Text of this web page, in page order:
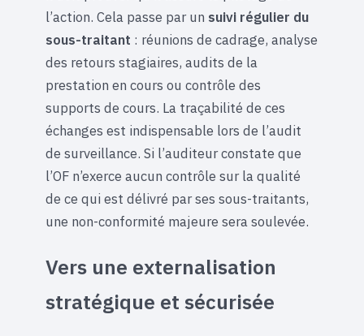
l’action. Cela passe par un suivi régulier du
sous-traitant : réunions de cadrage, analyse
des retours stagiaires, audits de la
prestation en cours ou contrôle des
supports de cours. La traçabilité de ces
échanges est indispensable lors de l’audit
de surveillance. Si l’auditeur constate que
l’OF n’exerce aucun contrôle sur la qualité
de ce qui est délivré par ses sous-traitants,
une non-conformité majeure sera soulevée.
Vers une externalisation
stratégique et sécurisée